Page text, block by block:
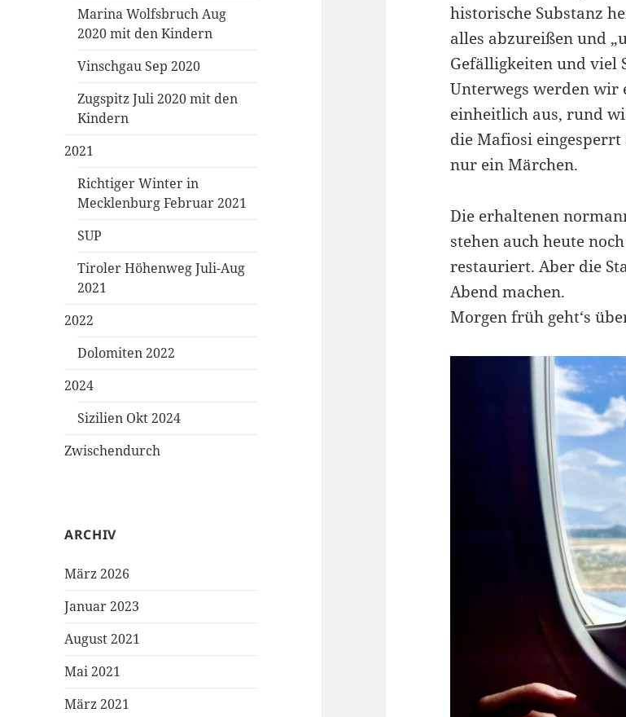
Marina Wolfsbruch Aug
2020 mit den Kindern
Vinschgau Sep 2020
Zugspitz Juli 2020 mit den
Kindern
2021
Richtiger Winter in
Mecklenburg Februar 2021
SUP
Tiroler Höhenweg Juli-Aug
2021
2022
Dolomiten 2022
2024
Sizilien Okt 2024
Zwischendurch
ARCHIV
März 2026
Januar 2023
August 2021
Mai 2021
März 2021
historische Substanz
alles abzureißen und
Gefälligkeiten und viel
Unterwegs werden wir
einheitlich aus, rund
die Mafiosi
nur ein Märchen.
Die erhaltenen
stehen auch heute
restauriert. Aber die
Abend machen.
Morgen früh geht‘s